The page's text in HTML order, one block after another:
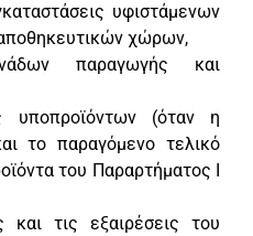
υφιστάμενων
χώρων,
παραγωγής και
υποπροϊόντων (όταν η
το παραγόμενο τελικό
του Παραρτήματος Ι
τις εξαιρέσεις του